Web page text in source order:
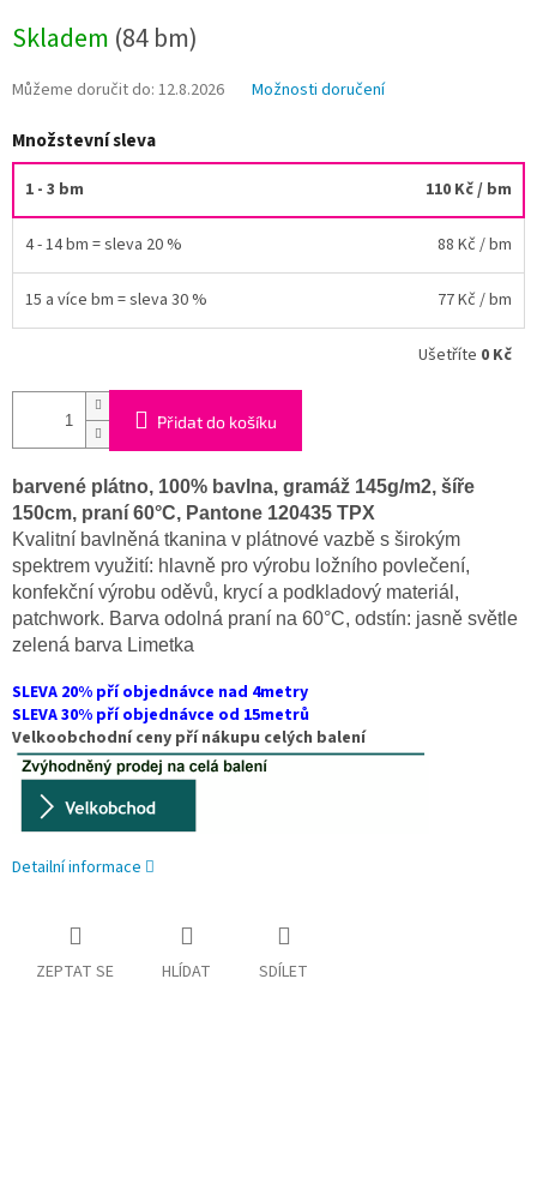
cena:
Skladem (84 bm)
Můžeme doručit do: 12.8.2026 Možnosti doručení
Množstevní sleva
1 - 3 bm 110 Kč/ bm
4 - 14 bm = sleva 20 % 88 Kč / bm
15 a více bm = sleva 30 % 77 Kč / bm
Ušetříte 0 Kč
Přidat do košíku
barvené plátno, 100% bavlna, gramáž 145g/m2, šíře
150cm, praní 60°C, Pantone 120435 TPX
Kvalitní bavlněná tkanina v plátnové vazbě s širokým
spektrem využití: hlavně pro výrobu ložního povlečení,
konfekční výrobu oděvů, krycí a podkladový materiál,
patchwork. Barva odolná praní na 60°C, odstín: jasně světle
zelená barva Limetka
SLEVA 20% pří objednávce nad 4metry
SLEVA 30% pří objednávce od 15metrů
Velkoobchodní ceny pří nákupu celých balení
Detailní informace
ZEPTAT SE HLÍDAT SDÍLET